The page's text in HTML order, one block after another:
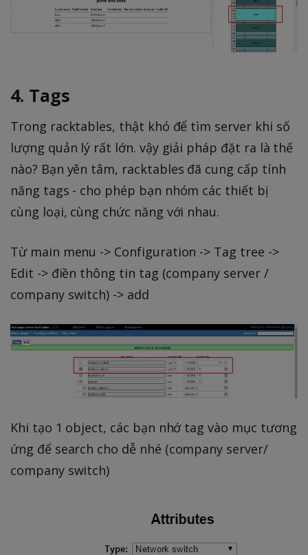
4. Tags
Trong racktables, thật khó để tìm server khi số
lượng quản lý rất lớn. vậy giải pháp đặt ra là thế
nào? Bạn yên tâm, racktables đã cung cấp tính
năng tags - cho phép bạn nhóm các thiết bị
cùng loại, cùng chức năng với nhau.
Từ main menu -> Configuration -> Tag tree ->
Edit -> điền thông tin tag (company server /
company switch) -> add
Khi tạo 1 object, các bạn nhớ tag vào mục tương
ứng để search cho dễ nhé (company server/
company switch)